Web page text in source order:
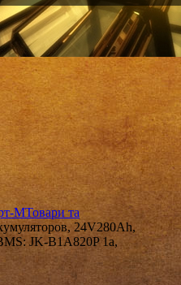
МТовари та
24V280Ah,
JK-B1A820P 1a,